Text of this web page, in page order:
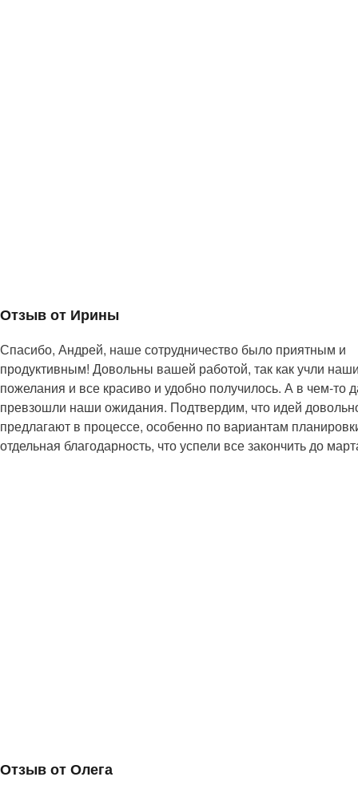
Отзыв от Ирины
Спасибо, Андрей, наше сотрудничество было приятным и
продуктивным! Довольны вашей работой, так как учли
пожелания и все красиво и удобно получилось. А в чем-то
превзошли наши ожидания. Подтвердим, что идей
предлагают в процессе, особенно по вариантам
отдельная благодарность, что успели все закончить до
Отзыв от Олега